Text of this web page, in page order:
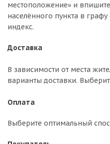
местоположение» и
населённого пункта в
индекс.
Доставка
В зависимости от места
варианты доставки.
Оплата
Выберите оптимальный